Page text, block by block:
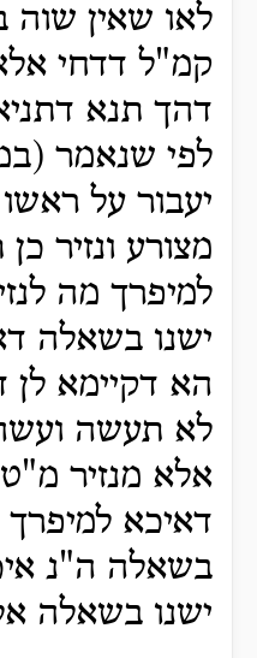
לאו שאין שוה
קמ"ל דדחי
דהך תנא
לפי שנאמר
יעבור על
מצורע ונזיר
למיפרך מה
ישנו בשאלה
הא דקיימא לן
לא תעשה ועשה
אלא מנזיר מ"ט
דאיכא למיפרך
בשאלה ה"נ
ישנו בשאלה